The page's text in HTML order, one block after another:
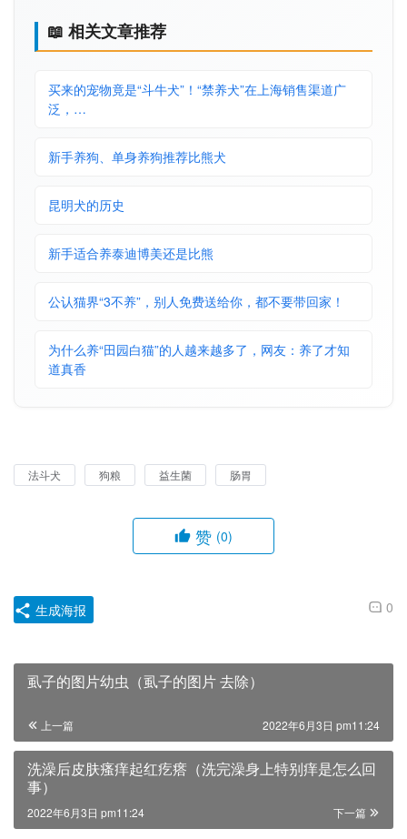
📖 相关文章推荐
买来的宠物竟是“斗牛犬”！“禁养犬”在上海销售渠道广
泛，…
新手养狗、单身养狗推荐比熊犬
昆明犬的历史
新手适合养泰迪博美还是比熊
公认猫界“3不养”，别人免费送给你，都不要带回家！
为什么养“田园白猫”的人越来越多了，网友：养了才知
道真香
法斗犬 狗粮 益生菌 肠胃
赞 (0)
0
生成海报
虱子的图片幼虫（虱子的图片 去除）
上一篇 2022年6月3日 pm11:24
洗澡后皮肤瘙痒起红疙瘩（洗完澡身上特别痒是怎么回
事）
下一篇
2022年6月3日 pm11:24